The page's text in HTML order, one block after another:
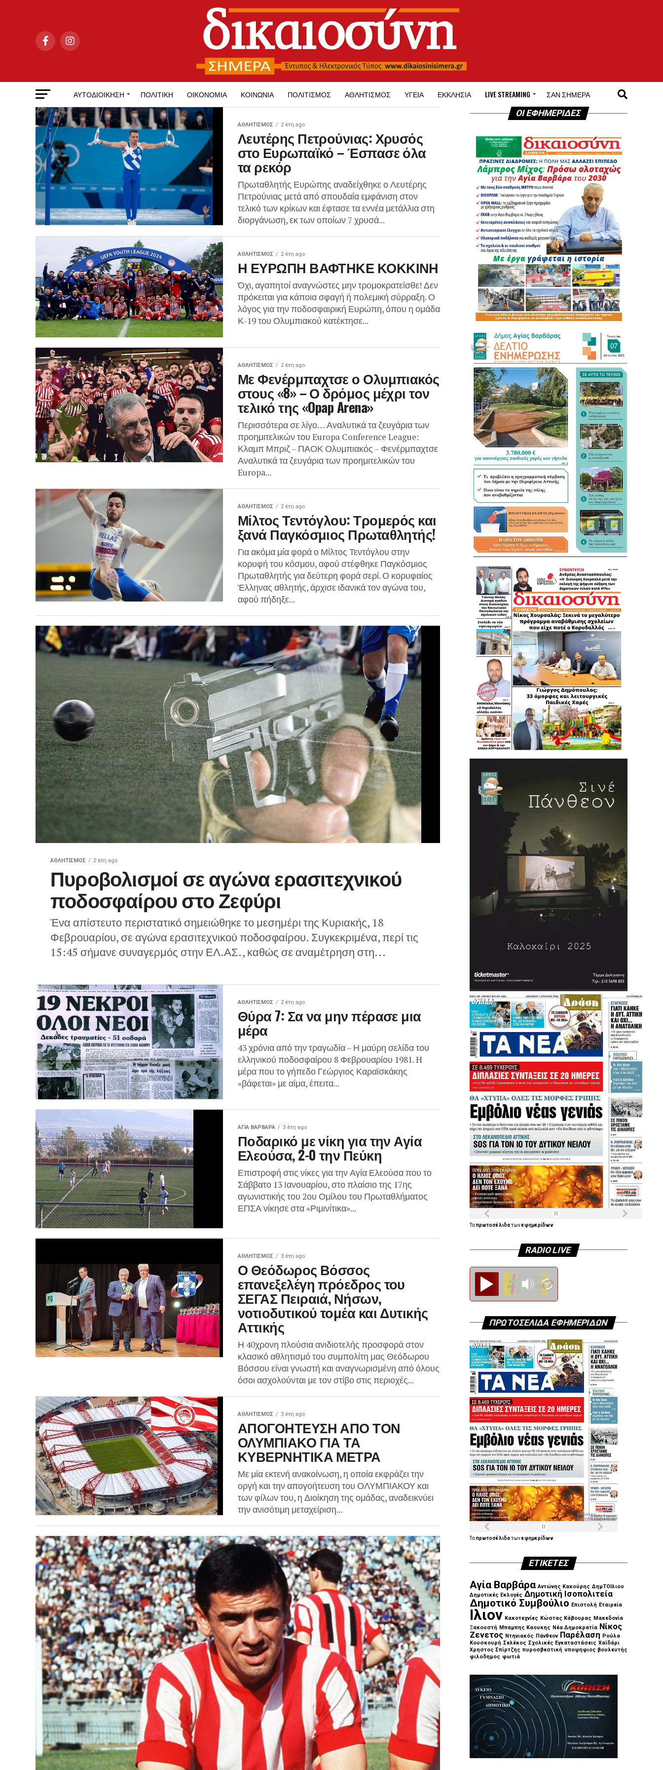
ΑΥΤΟΔΙΟΊΚΗΣΗ ΠΟΛΙΤΙΚΉ ΟΙΚΟΝΟΜΊΑ ΚΟΙΝΩΝΊΑ ΠΟΛΙΤΙΣΜΌΣ ΑΘΛΗΤΙΣΜΌΣ ΥΓΕΊΑ ΕΚΚΛΗΣΊΑ LIVE STREAMING ΣΑΝ ΣΉΜΕΡΑ
ΑΘΛΗΤΙΣΜΌΣ 2 έτη ago
Λευτέρης Πετρούνιας: Χρυσός
στο Ευρωπαϊκό – Έσπασε όλα
τα ρεκόρ
Πρωταθλητής Ευρώπης αναδείχθηκε ο Λευτέρης
Πετρούνιας μετά από σπουδαία εμφάνιση στον
τελικό των κρίκων και έφτασε τα εννέα μετάλλια στη
διοργάνωση, εκ των οποίων 7 χρυσά...
ΑΘΛΗΤΙΣΜΌΣ 2 έτη ago
Η ΕΥΡΩΠΗ ΒΑΦΤΗΚΕ ΚΟΚΚΙΝΗ
Όχι, αγαπητοί αναγνώστες μην τρομοκρατείσθε! Δεν
πρόκειται για κάποια σφαγή ή πολεμική σύρραξη. Ο
λόγος για την ποδοσφαιρική Ευρώπη, όπου η ομάδα
Κ-19 του Ολυμπιακού κατέκτησε...
ΑΘΛΗΤΙΣΜΌΣ 2 έτη ago
Με Φενέρμπαχτσε ο Ολυμπιακός
στους «8» – Ο δρόμος μέχρι τον
τελικό της «Opap Arena»
Περισσότερα σε λίγο… Αναλυτικά τα ζευγάρια των
προημιτελικών του Europa Conference League:
Κλαμπ Μπριζ – ΠΑΟΚ Ολυμπιακός – Φενέρμπαχτσε
Αναλυτικά τα ζευγάρια των προημιτελικών του
Europa...
ΑΘΛΗΤΙΣΜΌΣ 2 έτη ago
Μίλτος Τεντόγλου: Τρομερός και
ξανά Παγκόσμιος Πρωταθλητής!
Για ακόμα μία φορά ο Μίλτος Τεντόγλου στην
κορυφή του κόσμου, αφού στέφθηκε Παγκόσμιος
Πρωταθλητής για δεύτερη φορά σερί. Ο κορυφαίος
Έλληνας αθλητής, άρχισε ιδανικά τον αγώνα του,
αφού πήδηξε...
ΑΘΛΗΤΙΣΜΌΣ 2 έτη ago
Πυροβολισμοί σε αγώνα ερασιτεχνικού
ποδοσφαίρου στο Ζεφύρι
Ένα απίστευτο περιστατικό σημειώθηκε το μεσημέρι της Κυριακής, 18
Φεβρουαρίου, σε αγώνα ερασιτεχνικού ποδοσφαίρου. Συγκεκριμένα, περί τις
15:45 σήμανε συναγερμός στην ΕΛ.ΑΣ., καθώς σε αναμέτρηση στη...
ΑΘΛΗΤΙΣΜΌΣ 2 έτη ago
Θύρα 7: Σα να μην πέρασε μια
μέρα
43 χρόνια από την τραγωδία – Η μαύρη σελίδα του
ελληνικού ποδοσφαίρου 8 Φεβρουαρίου 1981. H
μέρα που το γήπεδο Γεώργιος Καραϊσκάκης
«βάφεται» με αίμα, έπειτα...
ΑΓΙΑ ΒΑΡΒΑΡΑ 3 έτη ago
Ποδαρικό με νίκη για την Αγία
Ελεούσα, 2-0 την Πεύκη
Επιστροφή στις νίκες για την Αγία Ελεούσα που το
Σάββατο 13 Ιανουαρίου, στο πλαίσιο της 17ης
αγωνιστικής του 2ου Ομίλου του Πρωταθλήματος
ΕΠΣΑ νίκησε στα «Ριμινίτικα»...
ΑΘΛΗΤΙΣΜΌΣ 3 έτη ago
Ο Θεόδωρος Βόσσος
επανεξελέγη πρόεδρος του
ΣΕΓΑΣ Πειραιά, Νήσων,
νοτιοδυτικού τομέα και Δυτικής
Αττικής
Η 40χρονη πλούσια ανιδιοτελής προσφορά στον
κλασικό αθλητισμό του συμπολίτη μας Θεόδωρου
Βόσσου είναι γνωστή και αναγνωρισμένη από όλους
όσοι ασχολούνται με τον στίβο στις περιοχές...
ΑΘΛΗΤΙΣΜΌΣ 3 έτη ago
ΑΠΟΓΟΗΤΕΥΣΗ ΑΠΟ ΤΟΝ
ΟΛΥΜΠΙΑΚΟ ΓΙΑ ΤΑ
ΚΥΒΕΡΝΗΤΙΚΑ ΜΕΤΡΑ
Με μία εκτενή ανακοίνωση, η οποία εκφράζει την
οργή και την απογοήτευση του ΟΛΥΜΠΙΑΚΟΥ και
των φίλων του, η Διοίκηση της ομάδας, αναδεικνύει
την ανισότιμη μεταχείριση...
ΟΙ ΕΦΗΜΕΡΙΔΕΣ
Ταπρωτοσέλιδατωνεφημερίδων
RADIO LIVE
ΠΡΩΤΟΣΕΛΙΔΑ ΕΦΗΜΕΡΙΔΩΝ
Ταπρωτοσέλιδατωνεφημερίδων
ΕΤΙΚΈΤΕΣ
Αγία Βαρβάρα Αντώνης Κακούρης ΔημΤΟΙλιου
Δημοτικές Εκλογές Δημοτική Ισοπολιτεία
Δημοτικό Συμβούλιο Επιστολή Εταιρεία
Ιλιον Κακοτεχνίες Κώστας Κάβουρας Μακεδονία
Ξακουστή Μπαμπης Καουκης Νέα Δημοκρατία Νίκος
Ζενετος Ντηνιακός Πάνθεον Παρέλαση Ρούλα
Κουσκουρή Σελέκος Σχολικές Εγκαταστάσεις Χαϊδάρι
Χρηστος Σπίρτζης πυροσβεστική υποψηφιος βουλευτής
φιλοδημος φωτιά